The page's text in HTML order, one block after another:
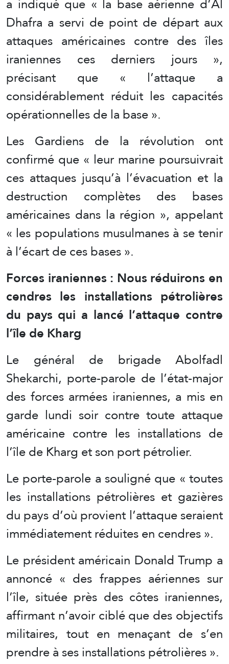
Dhafra a servi de point de départ aux
attaques américaines contre des îles
iraniennes ces derniers jours »,
précisant que « l’attaque a
considérablement réduit les capacités
opérationnelles de la base ».
Les Gardiens de la révolution ont
confirmé que « leur marine poursuivrait
ces attaques jusqu’à l’évacuation et la
destruction complètes des bases
américaines dans la région », appelant
« les populations musulmanes à se tenir
à l’écart de ces bases ».
Forces iraniennes : Nous réduirons en
cendres les installations pétrolières
du pays qui a lancé l’attaque contre
l’île de Kharg
Le général de brigade Abolfadl
Shekarchi, porte-parole de l’état-major
des forces armées iraniennes, a mis en
garde lundi soir contre toute attaque
américaine contre les installations de
l’île de Kharg et son port pétrolier.
Le porte-parole a souligné que « toutes
les installations pétrolières et gazières
du pays d’où provient l’attaque seraient
immédiatement réduites en cendres ».
Le président américain Donald Trump a
annoncé « des frappes aériennes sur
l’île, située près des côtes iraniennes,
affirmant n’avoir ciblé que des objectifs
militaires, tout en menaçant de s’en
prendre à ses installations pétrolières ».